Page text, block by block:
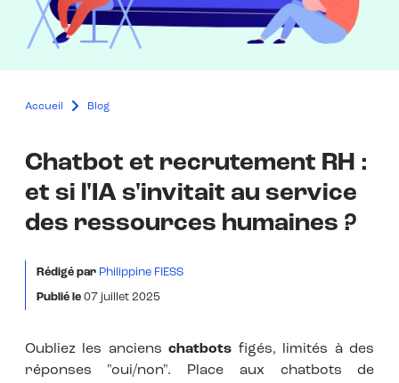
Accueil Blog
Chatbot et recrutement RH :
et si l'IA s'invitait au service
des ressources humaines ?
Rédigé par Philippine FIESS
Publié le07 juillet 2025
Oubliez les ancienschatbots figés, limités à des
réponses "oui/non". Place aux chatbots de